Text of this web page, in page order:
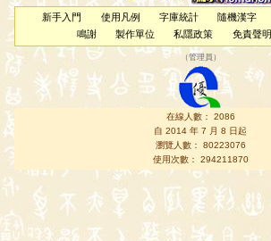
新手入門 使用凡例 字庫統計 隨機漢字
鳴謝
製作單位 私隱政策 免責聲明
（管理員 ）
在線人數： 2086
自 2014 年 7 月 8 日起
瀏覽人數： 80223076
使用次數： 294211870